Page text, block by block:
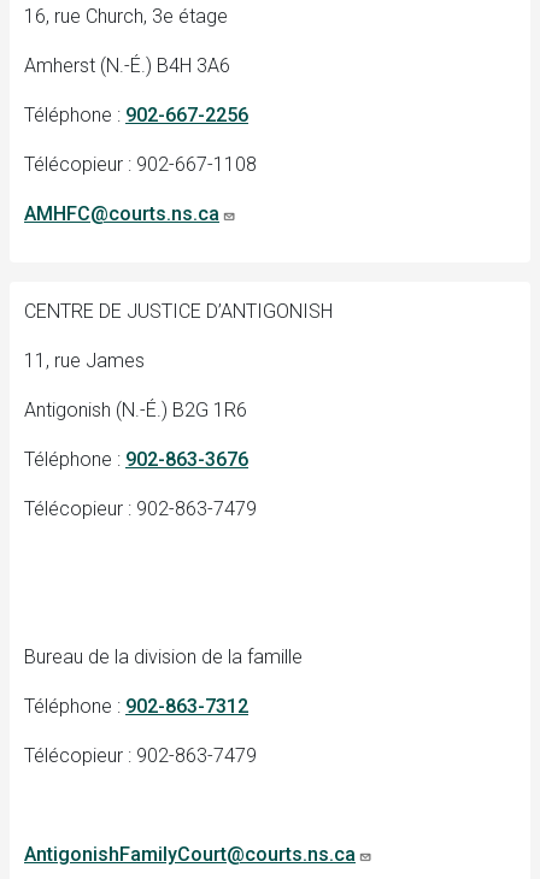
16, rue Church, 3e étage
Amherst (N.-É.) B4H 3A6
Téléphone : 902-667-2256
Télécopieur : 902-667-1108
AMHFC@courts.ns.ca
CENTRE DE JUSTICE D’ANTIGONISH
11, rue James
Antigonish (N.-É.) B2G 1R6
Téléphone : 902-863-3676
Télécopieur : 902-863-7479
Bureau de la division de la famille
Téléphone : 902-863-7312
Télécopieur : 902-863-7479
AntigonishFamilyCourt@courts.ns.ca